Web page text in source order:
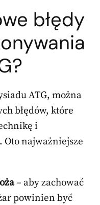
błędy
ATG, można
błędów, które
i
najważniejsze
– aby zachować
powinien być